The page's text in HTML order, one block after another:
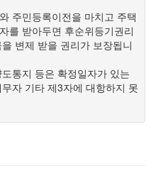
주민등록이전을 마치고 주택
를 받아두면 후순위등기권리
변제 받을 권리가 보장됩니
통지 등은 확정일자가 있는
자 기타 제3자에 대항하지 못